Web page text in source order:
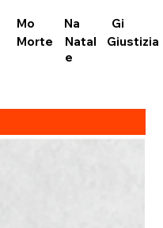
Mo
Morte
Na
Natal
e
Gi
Giustizia